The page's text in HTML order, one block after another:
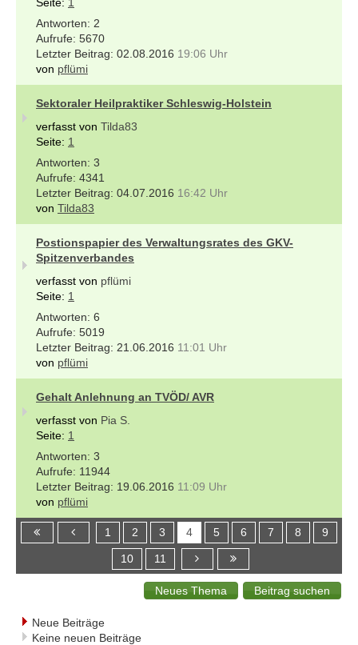
2
5670
02.08.2016 19:06 Uhr
von pflümi
Sektoraler Heilpraktiker Schleswig-Holstein
verfasst von Tilda83
Seite: 1
3
4341
04.07.2016 16:42 Uhr
von Tilda83
Postionspapier des Verwaltungsrates des GKV-
Spitzenverbandes
verfasst von pflümi
Seite: 1
6
5019
21.06.2016 11:01 Uhr
von pflümi
Gehalt Anlehnung an TVÖD/ AVR
verfasst von Pia S.
Seite: 1
3
11944
19.06.2016 11:09 Uhr
von pflümi
1 2 3 4 5 6 7 8 9
10 11
Neue Beiträge
Keine neuen Beiträge